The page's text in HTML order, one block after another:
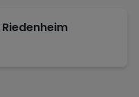
Riedenheim